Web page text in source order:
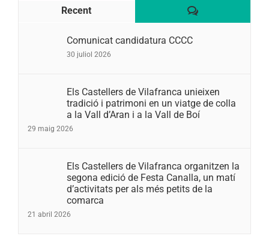
Recent Comentaris
Comunicat candidatura CCCC
30 juliol 2026
Els Castellers de Vilafranca unieixen
tradició i patrimoni en un viatge de colla
a la Vall d’Aran i a la Vall de Boí
29 maig 2026
Els Castellers de Vilafranca organitzen la
segona edició de Festa Canalla, un matí
d’activitats per als més petits de la
comarca
21 abril 2026